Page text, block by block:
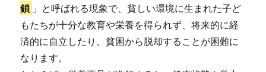
鎖 」と呼ばれる現象で、貧しい環境に生まれた子ど
もたちが十分な教育や栄養を得られず、将来的に経
済的に自立したり、貧困から脱却することが困難に
なります。